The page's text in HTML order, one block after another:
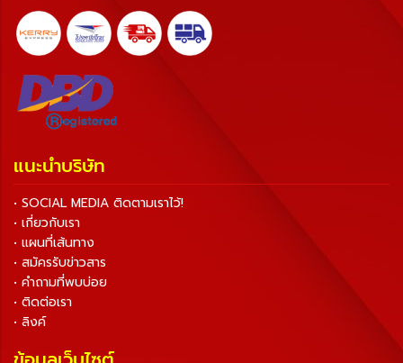
แนะนำบริษัท
• SOCIAL MEDIA ติดตามเราไว้!
• เกี่ยวกับเรา
• แผนที่เส้นทาง
• สมัครรับข่าวสาร
• คำถามที่พบบ่อย
• ติดต่อเรา
• ลิงค์